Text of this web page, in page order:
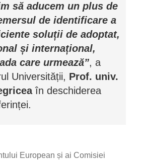
să aducem un plus de
de identificare a
soluții de adoptat,
și internațional,
care urmează”, a
Universității, Prof. univ.
în deschiderea
European și ai Comisiei